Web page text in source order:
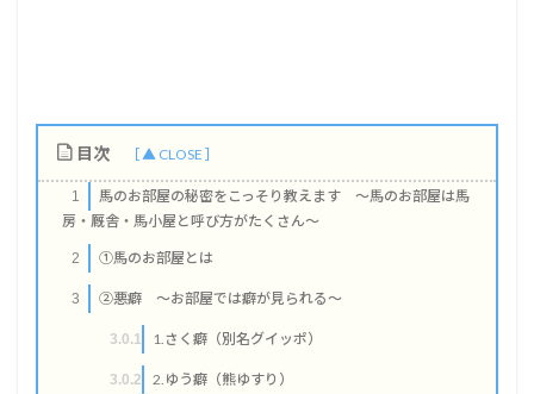
目次
1
馬のお部屋の秘密をこっそり教えます ～馬のお部屋は馬
房・厩舎・馬小屋と呼び方がたくさん～
2 ①馬のお部屋とは
3 ②悪癖 ～お部屋では癖が見られる～
3.0.1 1.さく癖（別名グイッポ）
3.0.2 2.ゆう癖（熊ゆすり）